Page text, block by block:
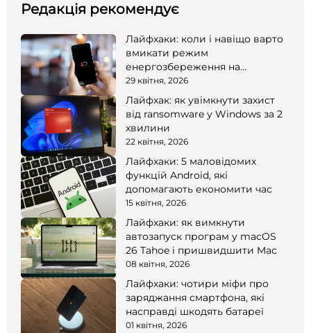
Редакція рекомендує
Лайфхаки: коли і навіщо варто
вмикати режим
енергозбереження на
смартфоні
29 квітня, 2026
Лайфхак: як увімкнути захист
від ransomware у Windows за 2
хвилини
22 квітня, 2026
Лайфхаки: 5 маловідомих
функцій Android, які
допомагають економити час
15 квітня, 2026
Лайфхаки: як вимкнути
автозапуск програм у macOS
26 Tahoe і пришвидшити Mac
08 квітня, 2026
Лайфхаки: чотири міфи про
заряджання смартфона, які
насправді шкодять батареї
01 квітня, 2026